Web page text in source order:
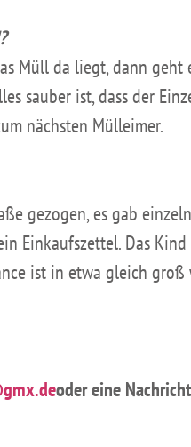
Müll da liegt, dann geht
sauber ist, dass der
nächsten Mülleimer.
gezogen, es gab
Einkaufszettel. Das
ist in etwa gleich
oder eine